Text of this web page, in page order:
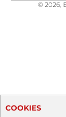
© 2026,
COOKIES